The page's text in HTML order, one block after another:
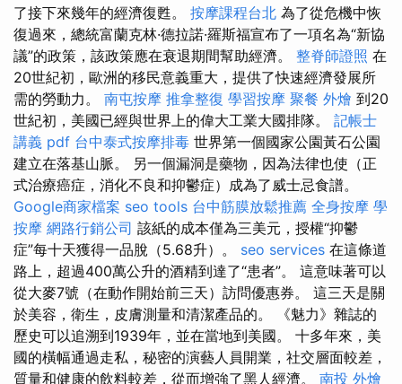
了接下來幾年的經濟復甦。 按摩課程台北 為了從危機中恢
復過來，總統富蘭克林·德拉諾·羅斯福宣布了一項名為“新協
議”的政策，該政策應在衰退期間幫助經濟。 整脊師證照 在
20世紀初，歐洲的移民意義重大，提供了快速經濟發展所
需的勞動力。 南屯按摩 推拿整復 學習按摩 聚餐 外燴 到20
世紀初，美國已經與世界上的偉大工業大國排隊。 記帳士
講義 pdf 台中泰式按摩排毒 世界第一個國家公園黃石公園
建立在落基山脈。 另一個漏洞是藥物，因為法律也使（正
式治療癌症，消化不良和抑鬱症）成為了威士忌食譜。
Google商家檔案 seo tools 台中筋膜放鬆推薦 全身按摩 學
按摩 網路行銷公司 該紙的成本僅為三美元，授權“抑鬱
症”每十天獲得一品脫（5.68升）。 seo services 在這條道
路上，超過400萬公升的酒精到達了“患者”。 這意味著可以
從大麥7號（在動作開始前三天）訪問優惠券。 這三天是關
於美容，衛生，皮膚測量和清潔產品的。 《魅力》雜誌的
歷史可以追溯到1939年，並在當地到美國。 十多年來，美
國的橫幅通過走私，秘密的演藝人員開業，社交層面較差，
質量和健康的飲料較差，從而增強了黑人經濟。 南投 外燴